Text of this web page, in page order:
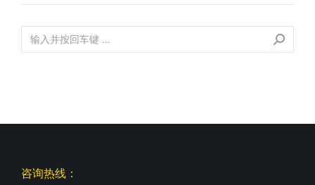
咨询热线：